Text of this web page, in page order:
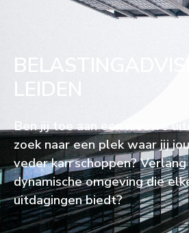
LEIDEN
Ben jij toe aan een nieuwe
zoek naar een plek waar jij
veder kan schoppen? Verlang
dynamische omgeving die
uitdagingen biedt?